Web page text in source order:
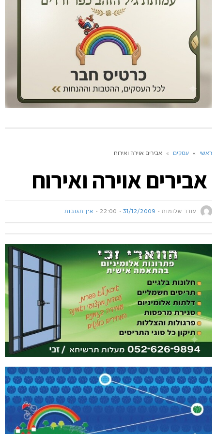
ראשי » עסקים » אבירים אוירה ואירוח
אבירים אוירה ואירוח
עודד שלומות 31/12/2009
22:00 אין תגובות